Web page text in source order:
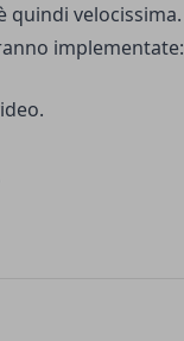
quindi
implementate: